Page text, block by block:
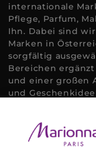
internationale
Pflege, Parfum,
Ihn. Dabei sind
Marken in
sorgfältig
Bereichen
und einer großen
und
Bedürfnissen
helfen zu können.